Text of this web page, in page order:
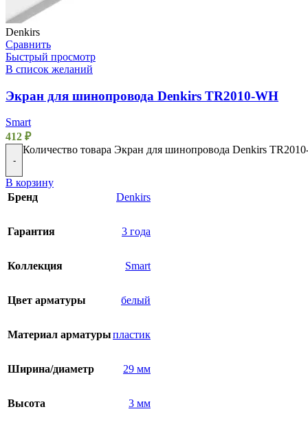
Denkirs
Сравнить
Быстрый просмотр
В список желаний
Экран для шинопровода Denkirs TR2010-WH
Smart
412 ₽
-
Количество товара Экран для шинопровода Denkirs
В корзину
Бренд
Denkirs
Гарантия 3 года
Коллекция Smart
Цвет арматуры белый
Материал арматурыпластик
Ширина/диаметр 29 мм
Высота 3 мм